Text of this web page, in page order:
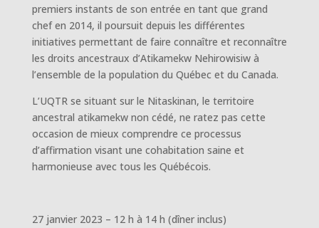
premiers instants de son entrée en tant que grand
chef en 2014, il poursuit depuis les différentes
initiatives permettant de faire connaître et reconnaître
les droits ancestraux d’Atikamekw Nehirowisiw à
l’ensemble de la population du Québec et du Canada.
L’UQTR se situant sur le Nitaskinan, le territoire
ancestral atikamekw non cédé, ne ratez pas cette
occasion de mieux comprendre ce processus
d’affirmation visant une cohabitation saine et
harmonieuse avec tous les Québécois.
27 janvier 2023 – 12 h à 14 h (dîner inclus)